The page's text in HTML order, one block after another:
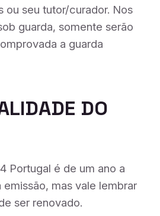
ou seu tutor/curador. Nos
guarda, somente serão
a guarda
DO
Portugal é de um ano a
mas vale lembrar
ser renovado.